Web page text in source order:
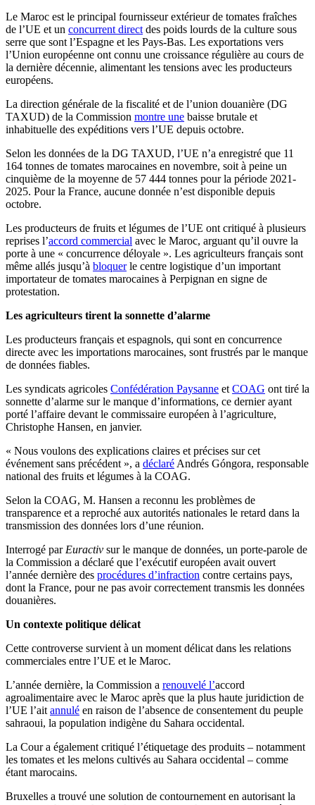
Le Maroc est le principal fournisseur extérieur de tomates fraîches
de l’UE et un concurrent direct des poids lourds de la culture sous
serre que sont l’Espagne et les Pays-Bas. Les exportations vers
l’Union européenne ont connu une croissance régulière au cours de
la dernière décennie, alimentant les tensions avec les producteurs
européens.
La direction générale de la fiscalité et de l’union douanière (DG
TAXUD) de la Commission montre une baisse brutale et
inhabituelle des expéditions vers l’UE depuis octobre.
Selon les données de la DG TAXUD, l’UE n’a enregistré que 11
164 tonnes de tomates marocaines en novembre, soit à peine un
cinquième de la moyenne de 57 444 tonnes pour la période 2021-
2025. Pour la France, aucune donnée n’est disponible depuis
octobre.
Les producteurs de fruits et légumes de l’UE ont critiqué à plusieurs
reprises l’accord commercial avec le Maroc, arguant qu’il ouvre la
porte à une « concurrence déloyale ». Les agriculteurs français sont
même allés jusqu’à bloquerle centre logistique d’un important
importateur de tomates marocaines à Perpignan en signe de
protestation.
Les agriculteurs tirent la sonnette d’alarme
Les producteurs français et espagnols, qui sont en concurrence
directe avec les importations marocaines, sont frustrés par le manque
de données fiables.
Les syndicats agricoles Confédération Paysanne et COAG ont tiré la
sonnette d’alarme sur le manque d’informations, ce dernier ayant
porté l’affaire devant le commissaire européen à l’agriculture,
Christophe Hansen, en janvier.
« Nous voulons des explications claires et précises sur cet
événement sans précédent », a déclaré Andrés Góngora, responsable
national des fruits et légumes à la COAG.
Selon la COAG, M. Hansen a reconnu les problèmes de
transparence et a reproché aux autorités nationales le retard dans la
transmission des données lors d’une réunion.
Interrogé par Euractiv sur le manque de données, un porte-parole de
la Commission a déclaré que l’exécutif européen avait ouvert
l’année dernière des procédures d’infraction contre certains pays,
dont la France, pour ne pas avoir correctement transmis les données
douanières.
Un contexte politique délicat
Cette controverse survient à un moment délicat dans les relations
commerciales entre l’UE et le Maroc.
L’année dernière, la Commission a renouvelé l’accord
agroalimentaire avec le Maroc après que la plus haute juridiction de
l’UE l’ait annulé en raison de l’absence de consentement du peuple
sahraoui, la population indigène du Sahara occidental.
La Cour a également critiqué l’étiquetage des produits – notamment
les tomates et les melons cultivés au Sahara occidental – comme
étant marocains.
Bruxelles a trouvé une solution de contournement en autorisant la